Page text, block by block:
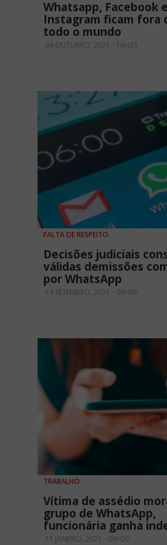
Whatsapp, Facebook e
Instagram ficam fora
todo o mundo
04 OUTUBRO, 2021 - 16H25
FALTA DE RESPEITO
Decisões judiciais
válidas demissões
por WhatsApp
14 SETEMBRO, 2021 - 08H00
TRABALHO
Vítima de assédio
grupo de WhatsApp,
funcionária ganha
11 JANEIRO, 2021 - 09H20